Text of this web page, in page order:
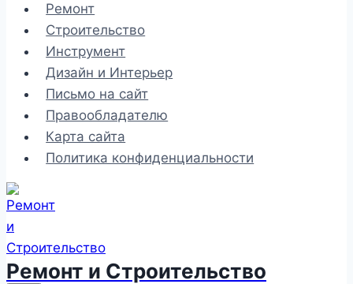
Ремонт
Строительство
Инструмент
Дизайн и Интерьер
Письмо на сайт
Правообладателю
Карта сайта
Политика конфиденциальности
Ремонт и Строительство